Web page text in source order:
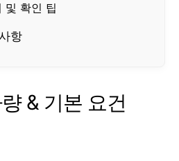
및 확인 팁
항
& 기본 요건